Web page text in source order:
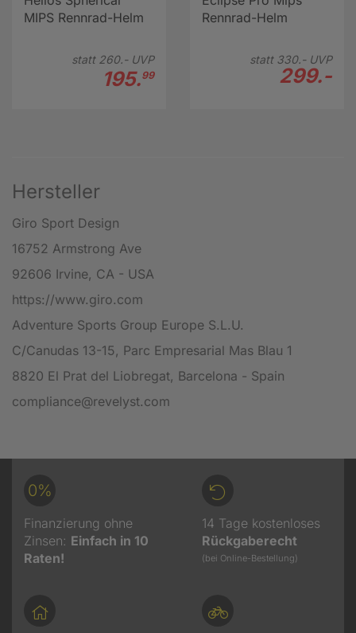
MIPS Rennrad-Helm
statt 260.-UVP
195.99
Rennrad-Helm
statt 330.-UVP
299.-
Hersteller
Giro Sport Design
16752 Armstrong Ave
92606 Irvine, CA - USA
https://www.giro.com
Adventure Sports Group Europe S.L.U.
C/Canudas 13-15, Parc Empresarial Mas Blau 1
8820 El Prat del Liobregat, Barcelona - Spain
compliance@revelyst.com
0%
Finanzierung ohne
Zinsen: Einfach in 10
Raten!
14 Tage kostenloses
Rückgaberecht
(bei Online-Bestellung)